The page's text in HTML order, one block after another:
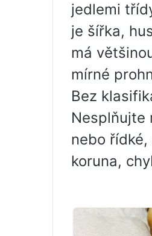
jedlemi
je šířka,
má
mírné
Bez
Nesplňujte
nebo
koruna,